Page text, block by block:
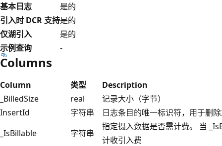
基本日志
是的
引入时 DCR 支持是的
仅湖引入
是的
示例查询
-
Columns
Column 类型
Description
_BilledSize
real
记录大小（字节）
InsertId
字符串
日志条目的唯一标识符，用于删
_IsBillable
字符串
指定摄入数据是否需计费。 当
计收引入费